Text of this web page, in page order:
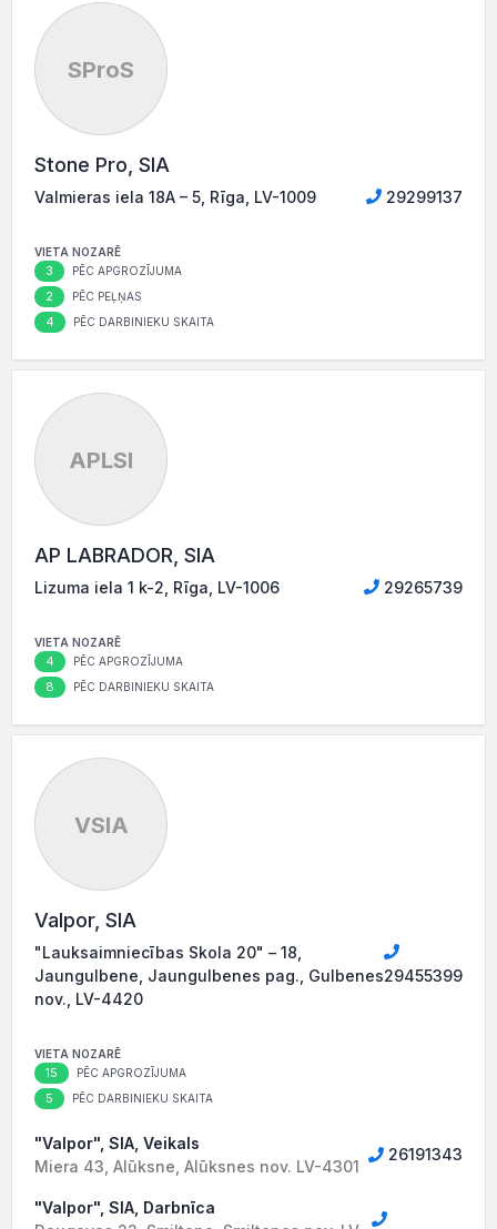
SProS
Stone Pro, SIA
Valmieras iela 18A – 5, Rīga, LV-1009 29299137
VIETA NOZARĒ
3 PĒC APGROZĪJUMA
2 PĒC PEĻŅAS
4 PĒC DARBINIEKU SKAITA
APLSI
AP LABRADOR, SIA
Lizuma iela 1 k-2, Rīga, LV-1006 29265739
VIETA NOZARĒ
4 PĒC APGROZĪJUMA
8 PĒC DARBINIEKU SKAITA
VSIA
Valpor, SIA
"Lauksaimniecības Skola 20" – 18,
Jaungulbene, Jaungulbenes pag., Gulbenes
nov., LV-4420
29455399
VIETA NOZARĒ
15 PĒC APGROZĪJUMA
5 PĒC DARBINIEKU SKAITA
"Valpor", SIA, Veikals
Miera 43, Alūksne, Alūksnes nov. LV-4301
26191343
"Valpor", SIA, Darbnīca